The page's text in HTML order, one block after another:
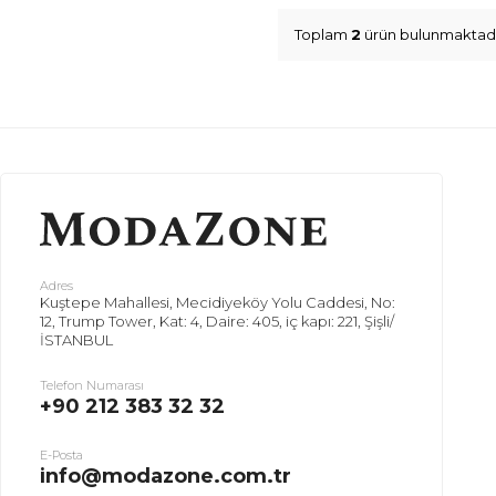
Toplam 2 ürün
Adres
Kuştepe Mahallesi, Mecidiyeköy Yolu Caddesi, No:
12, Trump Tower, Kat: 4, Daire: 405, iç kapı: 221, Şişli/
İSTANBUL
Telefon Numarası
+90 212 383 32 32
E-Posta
info@modazone.com.tr